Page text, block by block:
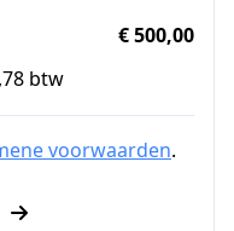
€ 500,00
btw
voorwaarden.